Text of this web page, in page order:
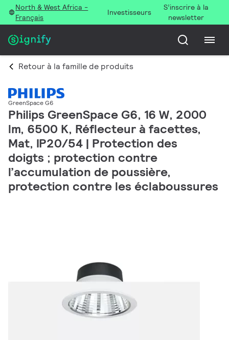
North & West Africa -
Français
Investisseurs
S’inscrire à la
newsletter
Retour à la famille de produits
GreenSpace G6
Philips GreenSpace G6, 16 W, 2000
lm, 6500 K, Réflecteur à facettes,
Mat, IP20/54 | Protection des
doigts ; protection contre
l’accumulation de poussière,
protection contre les éclaboussures